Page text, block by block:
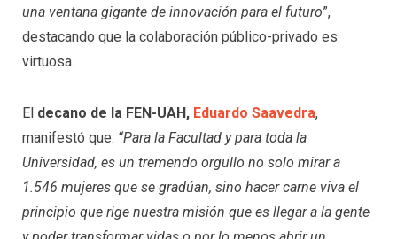
una ventana gigante de innovación para el futuro”,
destacando que la colaboración público-privado es
virtuosa.
El decano de la FEN-UAH, Eduardo Saavedra,
manifestó que: “Para la Facultad y para toda la
Universidad, es un tremendo orgullo no solo mirar a
1.546 mujeres que se gradúan, sino hacer carne viva el
principio que rige nuestra misión que es llegar a la gente